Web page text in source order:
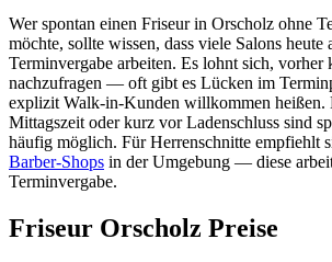
Wer spontan einen Friseur in Orscholz ohne
möchte, sollte wissen, dass viele Salons heute
Terminvergabe arbeiten. Es lohnt sich, vorher
nachzufragen — oft gibt es Lücken im
explizit Walk-in-Kunden willkommen heißen.
Mittagszeit oder kurz vor Ladenschluss sind
häufig möglich. Für Herrenschnitte empfiehlt
Barber-Shops in der Umgebung — diese
Terminvergabe.
Friseur Orscholz Preise